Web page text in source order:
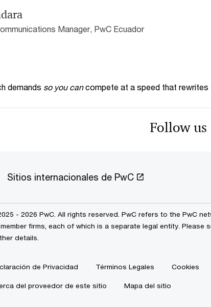
Manager, PwC Ecuador
demands so you can compete at a speed that rewrites
Follow us
Sitios internacionales de PwC
- 2026 PwC. All rights reserved. PwC refers to the PwC
firms, each of which is a separate legal entity. Please
details.
de Privacidad Términos Legales Cookies
del proveedor de este sitio Mapa del sitio